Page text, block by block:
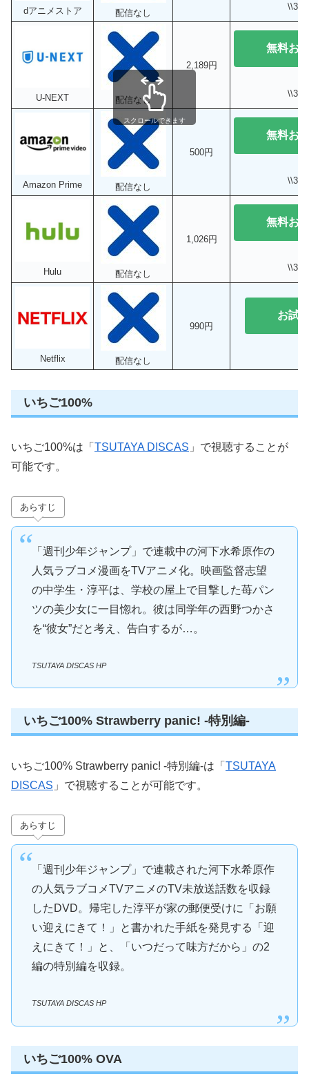
dアニメストア 配信なし
\\31
U-NEXT 配信なし
2,189円
無料お
\\31
Amazon Prime 配信なし
500円
無料お
\\30
Hulu 配信なし
1,026円
無料お
\\31
Netflix 配信なし
990円
お試
スクロールできます
いちご100%
いちご100%は「 TSUTAYA DISCAS 」で視聴することが
可能です。
あらすじ
「週刊少年ジャンプ」で連載中の河下水希原作の
人気ラブコメ漫画をTVアニメ化。映画監督志望
の中学生・淳平は、学校の屋上で目撃した苺パン
ツの美少女に一目惚れ。彼は同学年の西野つかさ
を“彼女”だと考え、告白するが…。
TSUTAYA DISCAS HP
いちご100% Strawberry panic! -特別編-
いちご100% Strawberry panic! -特別編-は「 TSUTAYA
DISCAS 」で視聴することが可能です。
あらすじ
「週刊少年ジャンプ」で連載された河下水希原作
の人気ラブコメTVアニメのTV未放送話数を収録
したDVD。帰宅した淳平が家の郵便受けに「お願
い迎えにきて！」と書かれた手紙を発見する「迎
えにきて！」と、「いつだって味方だから」の2
編の特別編を収録。
TSUTAYA DISCAS HP
いちご100% OVA